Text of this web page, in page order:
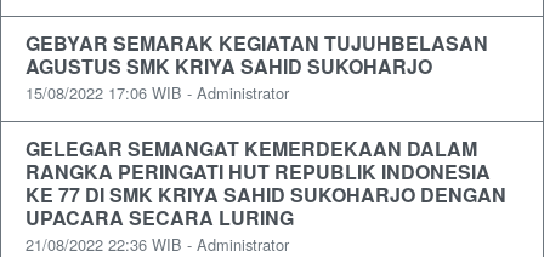
GEBYAR SEMARAK KEGIATAN TUJUHBELASAN
AGUSTUS SMK KRIYA SAHID SUKOHARJO
15/08/2022 17:06 WIB - Administrator
GELEGAR SEMANGAT KEMERDEKAAN DALAM
RANGKA PERINGATI HUT REPUBLIK INDONESIA
KE 77 DI SMK KRIYA SAHID SUKOHARJO DENGAN
UPACARA SECARA LURING
21/08/2022 22:36 WIB - Administrator